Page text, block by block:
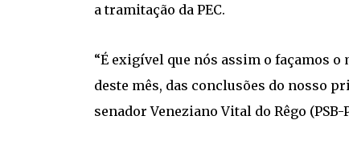
a tramitação da PEC.
“É exigível que nós assim o façamos
deste mês, das conclusões do nosso
senador Veneziano Vital do Rêgo (PSB-